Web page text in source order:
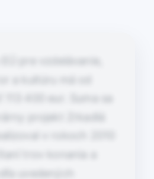
pre vzdelávanie,
trov konania a